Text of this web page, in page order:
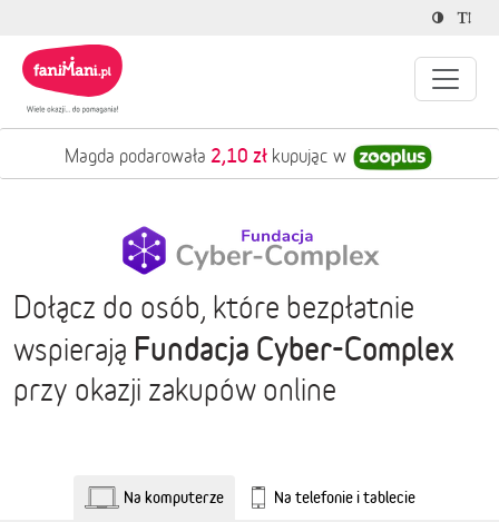
Magda podarowała 2,10 zł kupując w
Dołącz do osób, które bezpłatnie
wspierają Fundacja Cyber-Complex
przy okazji zakupów online
Na komputerze Na telefonie i tablecie